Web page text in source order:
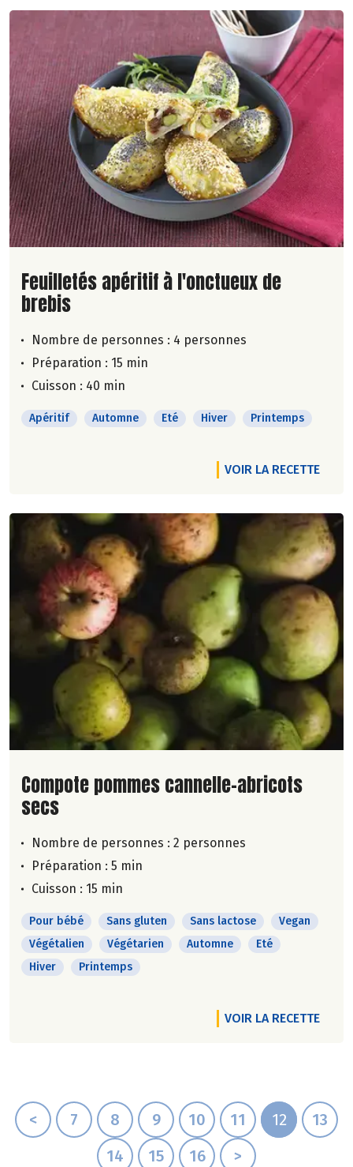
Lire la suite de la recette
Feuilletés apéritif à l'onctueux de
brebis
Nombre de personnes : 4 personnes
Préparation : 15 min
Cuisson : 40 min
Apéritif Automne Eté Hiver Printemps
VOIR LA RECETTE
Lire la suite de la recette
Compote pommes cannelle-abricots
secs
Nombre de personnes : 2 personnes
Préparation : 5 min
Cuisson : 15 min
Pour bébé Sans gluten Sans lactose
Vegan
Végétalien
Végétarien Automne
Eté
Hiver
Printemps
VOIR LA RECETTE
< 7 8 9 10 11 12
13
14
15 16 >